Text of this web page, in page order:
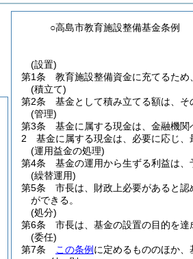
○高島市教育施設整備基金条例
(設置)
第1条
教育施設整備資金に充てるた
(積立て)
第2条
基金として積み立てる額は、
(管理)
第3条
基金に属する現金は、金融機関
2
基金に属する現金は、必要に応じ、
(運用益金の処理)
第4条
基金の運用から生ずる利益は
(繰替運用)
第5条
市長は、財政上必要があると
ができる。
(処分)
第6条
市長は、基金の設置の目的を
(委任)
第7条
この条例 に定めるもののほか、